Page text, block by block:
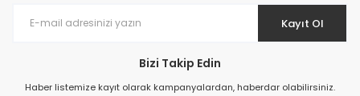
Kayıt Ol
Bizi Takip Edin
Haber listemize kayıt olarak kampanyalardan, haberdar olabilirsiniz.